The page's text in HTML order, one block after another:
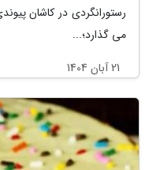
رستورانگردی در کاشان
می گذارد؛...
21 آبان 1404